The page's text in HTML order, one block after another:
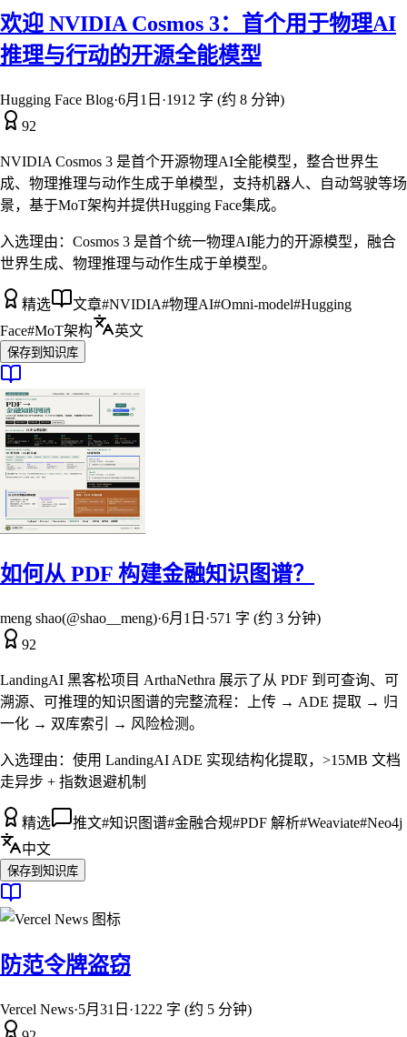
欢迎 NVIDIA Cosmos 3：首个用于物理AI
推理与行动的开源全能模型
Hugging Face Blog·6月1日 ·1912 字 (约 8 分钟)
92
NVIDIA Cosmos 3 是首个开源物理AI全能模型，整合世界生
成、物理推理与动作生成于单模型，支持机器人、自动驾驶等场
景，基于MoT架构并提供Hugging Face集成。
入选理由： Cosmos 3 是首个统一物理AI能力的开源模型，融合
世界生成、物理推理与动作生成于单模型。
精选 文章#NVIDIA#物理AI#Omni-model#Hugging
Face#MoT架构 英文
保存到知识库
如何从 PDF 构建金融知识图谱？
meng shao(@shao__meng)·6月1日 ·571 字 (约 3 分钟)
92
LandingAI 黑客松项目 ArthaNethra 展示了从 PDF 到可查询、可
溯源、可推理的知识图谱的完整流程：上传 → ADE 提取 → 归
一化 → 双库索引 → 风险检测。
入选理由： 使用 LandingAI ADE 实现结构化提取，>15MB 文档
走异步 + 指数退避机制
精选 推文#知识图谱#金融合规#PDF 解析#Weaviate#Neo4j
中文
保存到知识库
防范令牌盗窃
Vercel News·5月31日 ·1222 字 (约 5 分钟)